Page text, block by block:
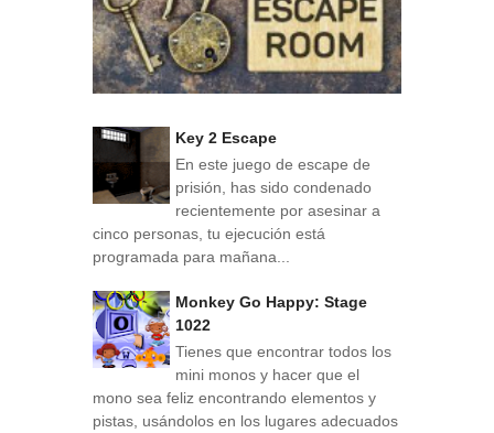
Key 2 Escape
En este juego de escape de
prisión, has sido condenado
recientemente por asesinar a
cinco personas, tu ejecución está
programada para mañana...
Monkey Go Happy: Stage
1022
Tienes que encontrar todos los
mini monos y hacer que el
mono sea feliz encontrando elementos y
pistas, usándolos en los lugares adecuados